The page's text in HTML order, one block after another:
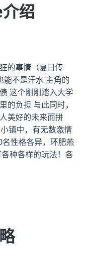
绍
的事情（夏日传
不是汗水 主角的
这个刚刚踏入大学
的负担 与此同时，
美好的未来而拼
镇中，有无数激情
性格各异，环肥燕
种各样的玩法！各